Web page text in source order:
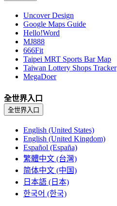
Uncover Design
Google Maps Guide
Hello!Word
MJ888
666Fit
Taipei MRT Sports Bar Map
Taiwan Lottery Shops Tracker
MegaDoer
全世界入口
全世界入口
English (United States)
English (United Kingdom)
Español (España)
繁體中文 (台灣)
简体中文 (中国)
日本語 (日本)
한국어 (한국)